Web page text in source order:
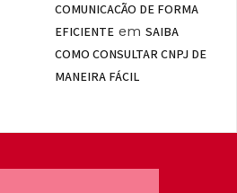
COMUNICAÇÃO DE FORMA
EFICIENTE emSAIBA
COMO CONSULTAR CNPJ DE
MANEIRA FÁCIL